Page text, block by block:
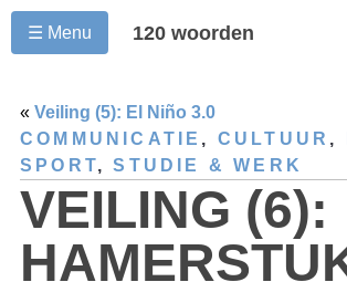
☰ Menu 120 woorden
« Veiling (5): El Niño 3.0
COMMUNICATIE , CULTUUR ,
SPORT,STUDIE & WERK
VEILING (6):